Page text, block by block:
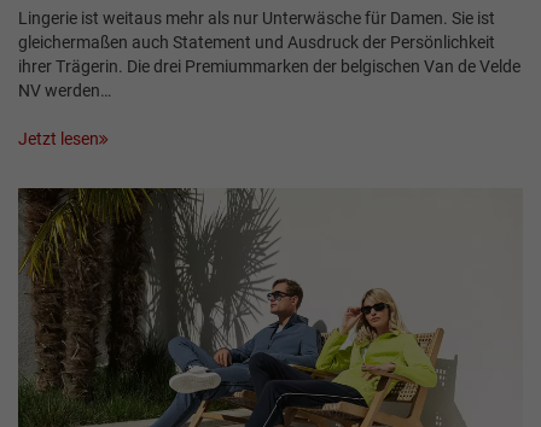
Lingerie ist weitaus mehr als nur Unterwäsche für Damen. Sie ist
gleichermaßen auch Statement und Ausdruck der Persönlichkeit
ihrer Trägerin. Die drei Premiummarken der belgischen Van de Velde
NV werden…
Jetzt lesen